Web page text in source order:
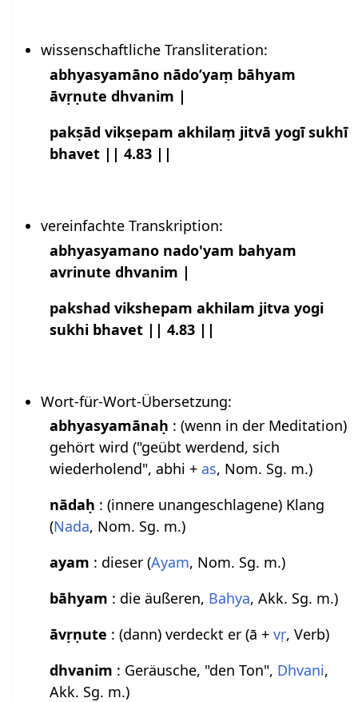
wissenschaftliche Transliteration:
abhyasyamāno nādo’yaṃ bāhyam
āvṛṇute dhvanim |
pakṣād vikṣepam akhilaṃ jitvā yogī sukhī
bhavet || 4.83 ||
vereinfachte Transkription:
abhyasyamano nado'yam bahyam
avrinute dhvanim |
pakshad vikshepam akhilam jitva yogi
sukhi bhavet || 4.83 ||
Wort-für-Wort-Übersetzung:
abhyasyamānaḥ : (wenn in der Meditation)
gehört wird ("geübt werdend, sich
wiederholend", abhi + as, Nom. Sg. m.)
nādaḥ : (innere unangeschlagene) Klang
(Nada, Nom. Sg. m.)
ayam : dieser (Ayam, Nom. Sg. m.)
bāhyam : die äußeren, Bahya, Akk. Sg. m.)
āvṛṇute : (dann) verdeckt er (ā +vṛ, Verb)
dhvanim : Geräusche, "den Ton", Dhvani,
Akk. Sg. m.)